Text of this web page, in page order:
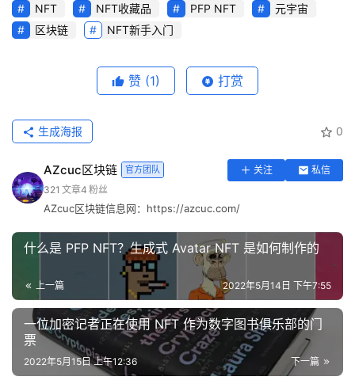
NFT NFT收藏品 PFP NFT
元宇宙
区块链
NFT新手入门
赞 (1) 打赏
0
生成海报
AZcuc区块链 官方团队 关注
私信
321 文章4 粉丝
AZcuc区块链信息网：https://azcuc.com/
什么是 PFP NFT？生成式 Avatar NFT 是如何制作的
上一篇 2022年5月14日 下午7:55
一位加密记者正在使用 NFT 作为数字图书俱乐部的门
票
下一篇
2022年5月15日 上午12:36